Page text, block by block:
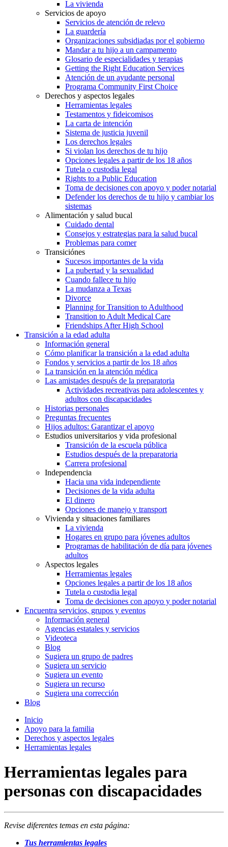
La vivienda
Servicios de apoyo
Servicios de atención de relevo
La guardería
Organizaciones subsidiadas por el gobierno
Mandar a tu hijo a un campamento
Glosario de especialidades y terapias
Getting the Right Education Services
Atención de un ayudante personal
Programa Community First Choice
Derechos y aspectos legales
Herramientas legales
Testamentos y fideicomisos
La carta de intención
Sistema de justicia juvenil
Los derechos legales
Si violan los derechos de tu hijo
Opciones legales a partir de los 18 años
Tutela o custodia legal
Rights to a Public Education
Toma de decisiones con apoyo y poder notarial
Defender los derechos de tu hijo y cambiar los
sistemas
Alimentación y salud bucal
Cuidado dental
Consejos y estrategias para la salud bucal
Problemas para comer
Transiciónes
Sucesos importantes de la vida
La pubertad y la sexualidad
Cuando fallece tu hijo
La mudanza a Texas
Divorce
Planning for Transition to Adulthood
Transition to Adult Medical Care
Friendships After High School
Transición a la edad adulta
Información general
Cómo planificar la transición a la edad adulta
Fondos y servicios a partir de los 18 años
La transición en la atención médica
Las amistades después de la preparatoria
Actividades recreativas para adolescentes y
adultos con discapacidades
Historias personales
Preguntas frecuentes
Hijos adultos: Garantizar el apoyo
Estudios universitarios y vida profesional
Transición de la escuela pública
Estudios después de la preparatoria
Carrera profesional
Independencia
Hacia una vida independiente
Decisiones de la vida adulta
El dinero
Opciones de manejo y transport
Vivienda y situaciones familiares
La vivienda
Hogares en grupo para jóvenes adultos
Programas de habilitación de día para jóvenes
adultos
Aspectos legales
Herramientas legales
Opciones legales a partir de los 18 años
Tutela o custodia legal
Toma de decisiones con apoyo y poder notarial
Encuentra servicios, grupos y eventos
Información general
Agencias estatales y servicios
Videoteca
Blog
Sugiera un grupo de padres
Sugiera un servicio
Sugiera un evento
Sugiera un recurso
Sugiera una corrección
Blog
Inicio
Apoyo para la familia
Derechos y aspectos legales
Herramientas legales
Herramientas legales para
personas con discapacidades
Revise diferentes temas en esta página:
Tus herramientas legales